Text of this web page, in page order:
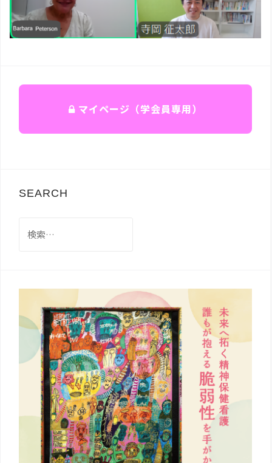
マイページ（学会員専用）
SEARCH
索: